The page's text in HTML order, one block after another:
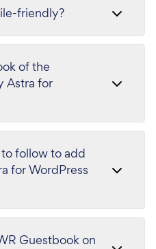
friendly?
of the
Astra for
follow to add
for WordPress
Guestbook on